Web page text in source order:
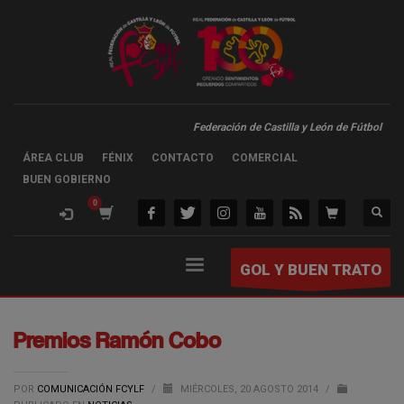
Federación de Castilla y León de Fútbol
ÁREA CLUB FÉNIX CONTACTO
COMERCIAL
BUEN GOBIERNO
GOL Y BUEN TRATO
Premios Ramón Cobo
POR COMUNICACIÓN FCYLF / MIÉRCOLES, 20 AGOSTO 2014
/